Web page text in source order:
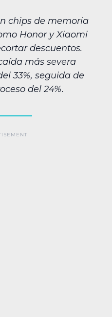
chips de memoria
Honor y Xiaomi
descuentos.
más severa
33%, seguida de
del 24%.